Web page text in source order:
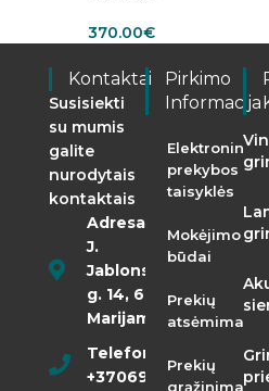
370.00€
Kontaktai
Susisiekti
su mumis
galite
nurodytais
kontaktais
Adresas:
J.
Jablonskio
g. 14, 68290
Marijampolė
Telefonas:
+37069855400
Pirkimo
Informacija
Elektroninės
prekybos
taisyklės
Mokėjimo
būdai
Prekių
atsėmimas
Prekių
grąžinimas